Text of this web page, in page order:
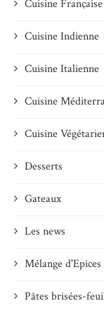
Cuisine Française
Cuisine Indienne
Cuisine Italienne
Cuisine
Cuisine
Desserts
Gateaux
Les news
Mélange
Pâtes brisées-